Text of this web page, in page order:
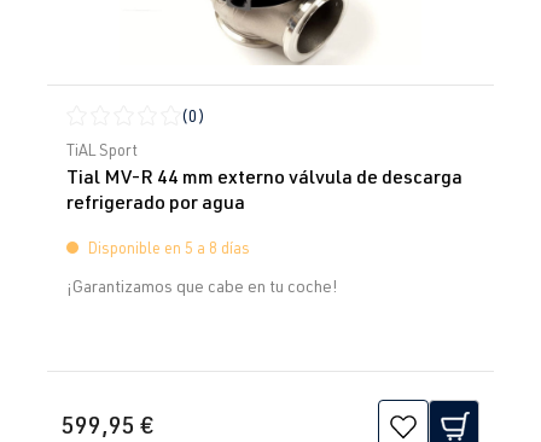
Calificación promedio de 0 de 5 estrellas
(0)
TiAL Sport
Tial MV-R 44 mm externo válvula de descarga
refrigerado por agua
Disponible en 5 a 8 días
¡Garantizamos que cabe en tu coche!
599,95 €